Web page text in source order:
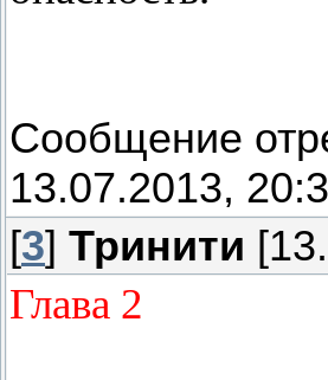
Сообщение
13.07.2013,
[3] Тринити
Глава 2